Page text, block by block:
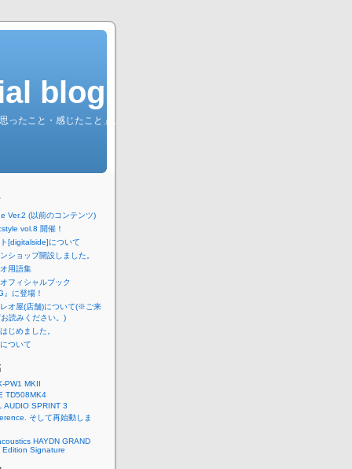
blog.
たこと・感じたこと」。
Ver.2 (以前のコンテンツ)
vol.8 開催！
[digitalside]について
ショップ開設しました。
用語集
フィシャルブック
』に登場！
オ屋(店舗)について(※ご来
読みください。)
じめました。
ついて
PW1 MKII
TD508MK4
AUDIO SPRINT 3
そして再始動しま
HAYDN GRAND
Edition Signature